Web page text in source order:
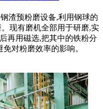
渣预粉磨设备,利用钢球的
现有磨机全部用于研磨,实
再用磁选,把其中的铁粉分
对粉磨效率的影响。